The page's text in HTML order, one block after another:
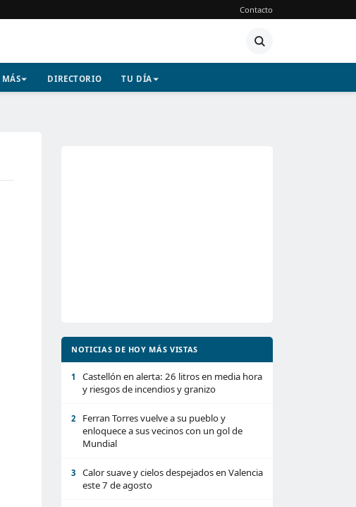
Contacto
MÁS DIRECTORIO TU DÍA
NOTICIAS DE HOY MÁS VISTAS
1
Castellón en alerta: 26 litros en media hora
y riesgos de incendios y granizo
2
Ferran Torres vuelve a su pueblo y
enloquece a sus vecinos con un gol de
Mundial
3
Calor suave y cielos despejados en Valencia
este 7 de agosto